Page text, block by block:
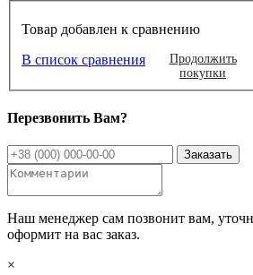
Товар добавлен к сравнению
В список сравнения
Продолжить
покупки
Перезвонить Вам?
Наш менеджер сам позвонит вам,
оформит на вас заказ.
×